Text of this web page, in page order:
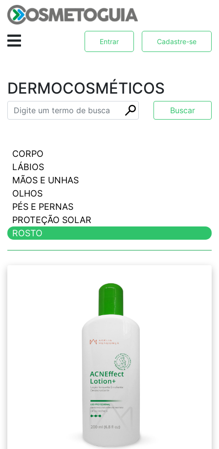
Entrar Cadastre-se
DERMOCOSMÉTICOS
CORPO
LÁBIOS
MÃOS E UNHAS
OLHOS
PÉS E PERNAS
PROTEÇÃO SOLAR
ROSTO